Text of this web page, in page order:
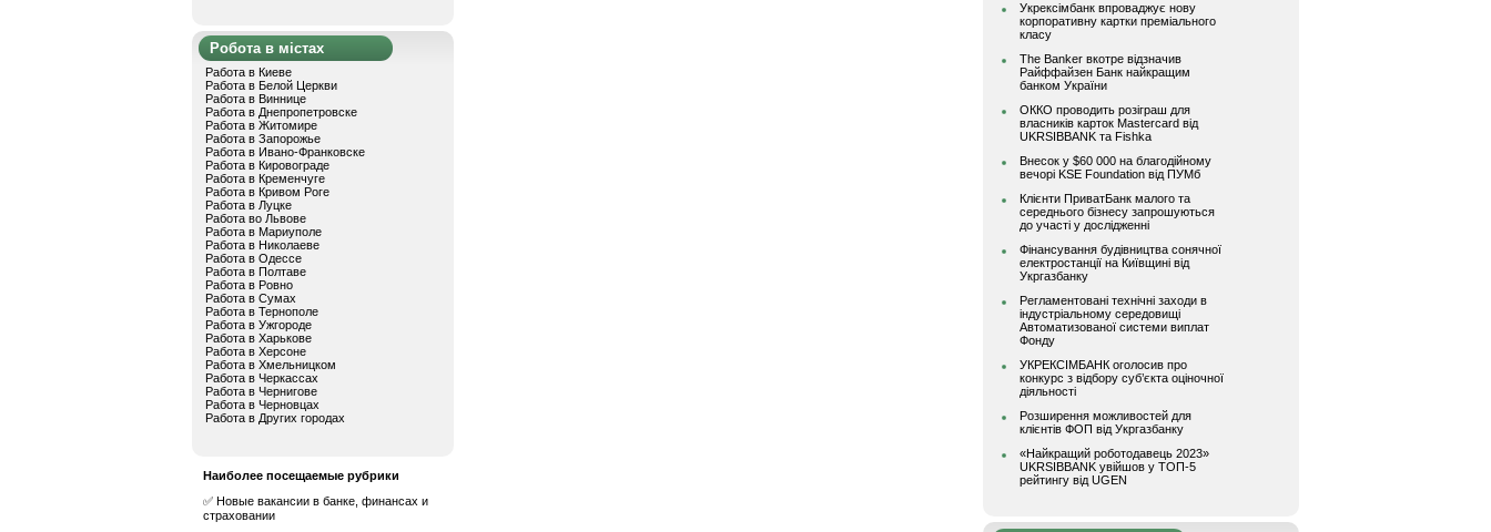
Робота в містах
Работа в Киеве
Работа в Белой Церкви
Работа в Виннице
Работа в Днепропетровске
Работа в Житомире
Работа в Запорожье
Работа в Ивано-Франковске
Работа в Кировограде
Работа в Кременчуге
Работа в Кривом Роге
Работа в Луцке
Работа во Львове
Работа в Мариуполе
Работа в Николаеве
Работа в Одессе
Работа в Полтаве
Работа в Ровно
Работа в Сумах
Работа в Тернополе
Работа в Ужгороде
Работа в Харькове
Работа в Херсоне
Работа в Хмельницком
Работа в Черкассах
Работа в Чернигове
Работа в Черновцах
Работа в Других городах
Наиболее посещаемые рубрики
✅ Новые вакансии в банке, финансах и
страховании
Укрексімбанк впроваджує нову
корпоративну картки преміального
класу
The Banker вкотре відзначив
Райффайзен Банк найкращим
банком України
ОККО проводить розіграш для
власників карток Mastercard від
UKRSIBBANK та Fishka
Внесок у $60 000 на благодійному
вечорі KSE Foundation від ПУМб
Клієнти ПриватБанк малого та
середнього бізнесу запрошуються
до участі у дослідженні
Фінансування будівництва сонячної
електростанції на Київщині від
Укргазбанку
Регламентовані технічні заходи в
індустріальному середовищі
Автоматизованої системи виплат
Фонду
УКРЕКСІМБАНК оголосив про
конкурс з відбору суб’єкта оціночної
діяльності
Розширення можливостей для
клієнтів ФОП від Укргазбанку
«Найкращий роботодавець 2023»
UKRSIBBANK увійшов у ТОП-5
рейтингу від UGEN